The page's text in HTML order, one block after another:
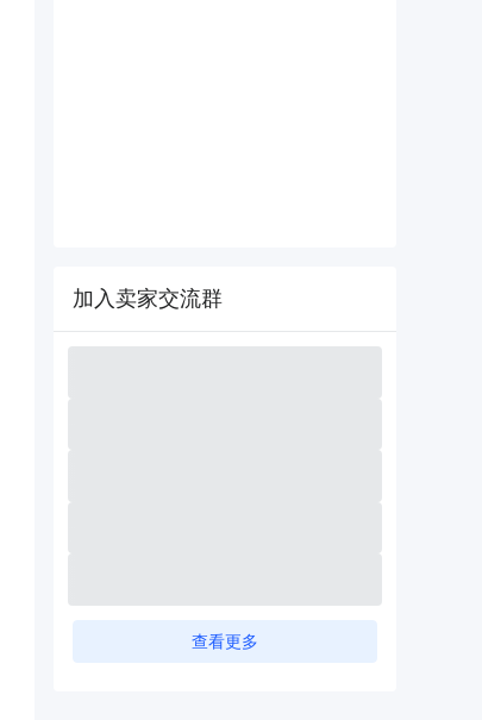
加入卖家交流群
查看更多